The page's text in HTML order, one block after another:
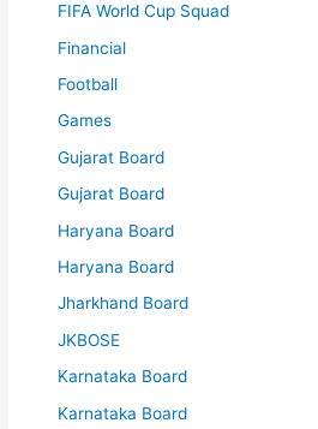
FIFA World Cup Squad
Financial
Football
Games
Gujarat Board
Gujarat Board
Haryana Board
Haryana Board
Jharkhand Board
JKBOSE
Karnataka Board
Karnataka Board